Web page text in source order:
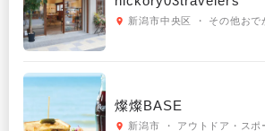
新潟市中央区 ・ その他おで
燦燦BASE
新潟市 ・ アウトドア・スポ